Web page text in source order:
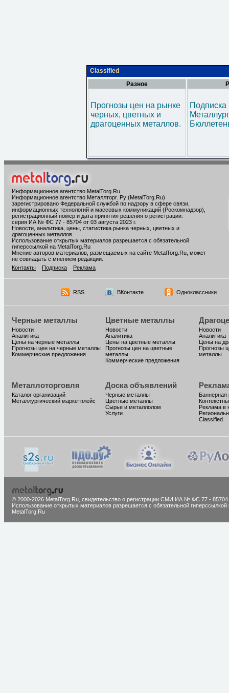
Classified
Разное
Прогнозы цен на рынке
черных, цветных и
драгоценных металлов.
Информационное агентство MetalTorg.Ru
Информационное агентство Металлторг. Ру (MetalTorg.Ru)
зарегистрировано Федеральной службой по надзору в сфере связи,
информационных технологий и массовых коммуникаций (Роскомнадзор),
регистрационный номер и дата принятия решения о регистрации:
серия ИА № ФС 77 - 85704 от 03 августа 2023 г.
Новости, аналитика, цены, статистика рынка черных, цветных и
драгоценных металлов.
Использование открытых материалов разрешается с обязательной
гиперссылкой на MetalTorg.Ru
Мнение авторов материалов, размещаемых на сайте MetalTorg.Ru, может
не совпадать с мнением редакции.
Контакты
Подписка Реклама
RSS ВКонтакте Одноклассники
Черные металлы
Новости
Аналитика
Цены на черные металлы
Прогнозы цен на черные металлы
Коммерческие предложения
Цветные металлы
Новости
Аналитика
Цены на цветные металлы
Прогнозы цен на цветные
металлы
Коммерческие предложения
Новости
Аналитика
Цены на
Прогнозы
металлы
Металлоторговля
Каталог организаций
Металлургический маркетплейс
Доска объявлений
Черные металлы
Цветные металлы
Сырье и металлолом
Услуги
Баннерная
Реклама в
Classified
© 2000-2026 MetalTorg.Ru, cвидетельство о регистрации СМИ ИА № ФС 77 - 85704
Использование открытых материалов разрешается с обязательной гиперссылкой
MetalTorg.Ru